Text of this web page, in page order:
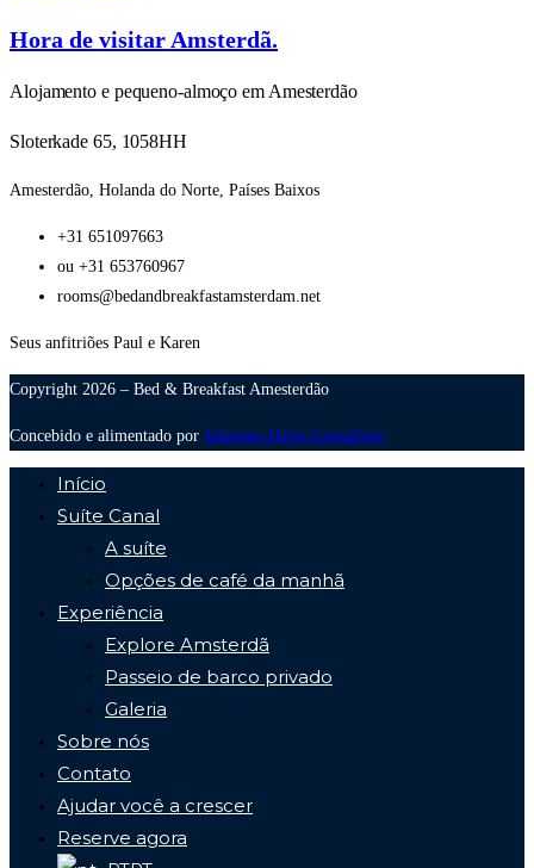
Hora de visitar Amsterdã.
Alojamento e pequeno-almoço em Amesterdão
Sloterkade 65, 1058HH
Amesterdão, Holanda do Norte, Países Baixos
+31 651097663
ou +31 653760967
rooms@bedandbreakfastamsterdam.net
Seus anfitriões Paul e Karen
Copyright 2026 – Bed & Breakfast Amesterdão
Concebido e alimentado por Johannes Helps Consulting
Início
Suíte Canal
A suíte
Opções de café da manhã
Experiência
Explore Amsterdã
Passeio de barco privado
Galeria
Sobre nós
Contato
Ajudar você a crescer
Reserve agora